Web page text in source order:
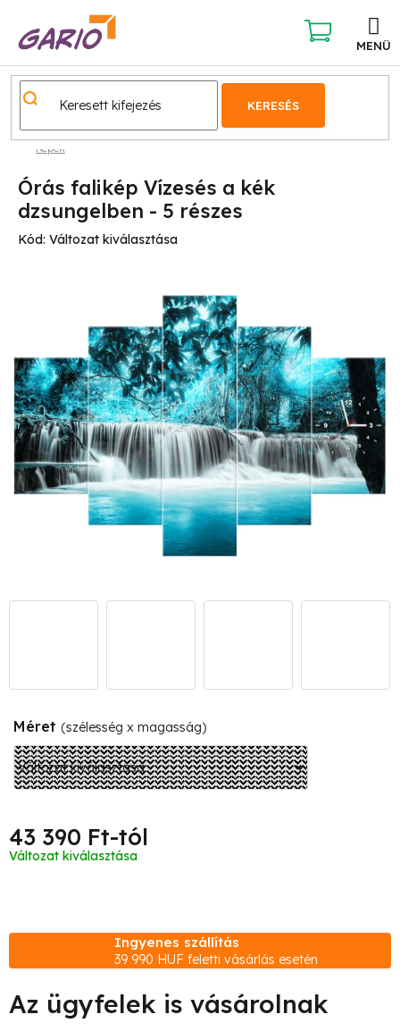
KERESÉS
KOSÁR
Képek
Órás falikép Vízesés a kék
dzsungelben - 5 részes
Kód: Változat kiválasztása
43 390 Ft-tól
Egységár:
Változat kiválasztása
Méret (szélesség x magasság)
Ingyenes szállítás
39 990 HUF feletti vásárlás esetén